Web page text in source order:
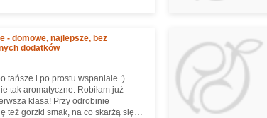
- domowe, najlepsze, bez
dodatków
tańsze i po prostu wspaniałe :)
tak aromatyczne. Robiłam już
klasa! Przy odrobinie
też gorzki smak, na co skarżą się